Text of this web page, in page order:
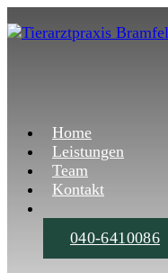
Home
Leistungen
Team
Kontakt
040-6410086